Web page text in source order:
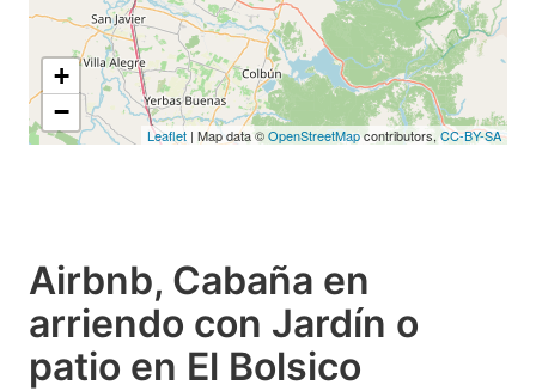
+
−
Leaflet | Map data ©OpenStreetMapcontributors, CC-BY-SA
Airbnb, Cabaña en
arriendo con Jardín o
patio en El Bolsico